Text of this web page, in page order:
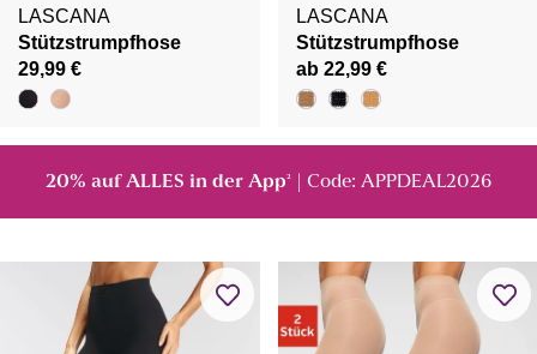
LASCANA
Stützstrumpfhose
29,99 €
LASCANA
Stützstrumpfhose
ab 22,99 €
20% auf ALLES in der App² | Code: APPDEAL2026